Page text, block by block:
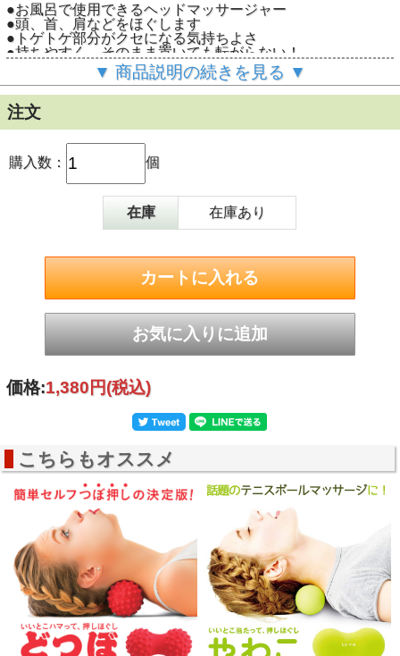
●お風呂で使用できるヘッドマッサージャー
●頭、首、肩などをほぐします
●トゲトゲ部分がクセになる気持ちよさ
●持ちやすく、そのまま置いても転がらない！
●お風呂はもちろん、デスク周りにも
●可愛い見た目にこだわりました
●優しい刺激を。やわらかめもあります。
型番
3B-4895
ＪＡＮ
4986920489513
商品サイズ
（約）幅9×高さ10×奥行7cm
ABS、塩化ビニル樹脂
ブラック
▼ 商品説明の続きを見る ▼
注文
購入数： 個
在庫 在庫あり
価格:1,380円(税込)
こちらもオススメ